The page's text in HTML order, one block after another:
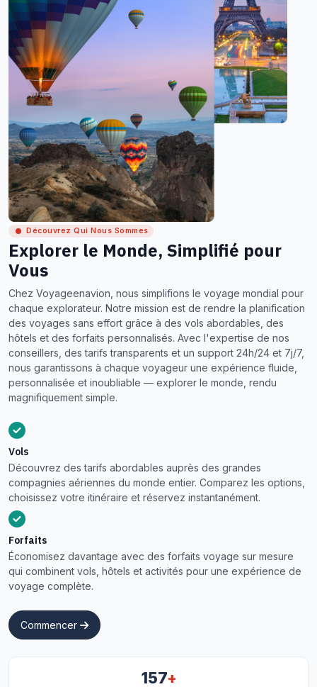
Découvrez Qui Nous Sommes
Explorer le Monde, Simplifié pour
Vous
Chez Voyageenavion, nous simplifions le voyage mondial pour
chaque explorateur. Notre mission est de rendre la planification
des voyages sans effort grâce à des vols abordables, des
hôtels et des forfaits personnalisés. Avec l'expertise de nos
conseillers, des tarifs transparents et un support 24h/24 et 7j/7,
nous garantissons à chaque voyageur une expérience fluide,
personnalisée et inoubliable — explorer le monde, rendu
magnifiquement simple.
Vols
Découvrez des tarifs abordables auprès des grandes
compagnies aériennes du monde entier. Comparez les options,
choisissez votre itinéraire et réservez instantanément.
Forfaits
Économisez davantage avec des forfaits voyage sur mesure
qui combinent vols, hôtels et activités pour une expérience de
voyage complète.
Commencer
157+